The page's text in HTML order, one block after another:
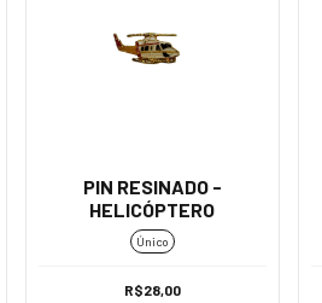
PIN RESINADO -
HELICÓPTERO
Único
R$28,00